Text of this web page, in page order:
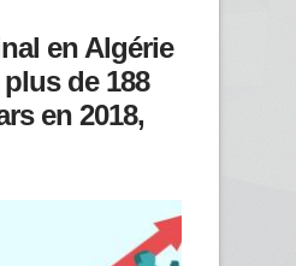
en Algérie
de 188
en 2018,